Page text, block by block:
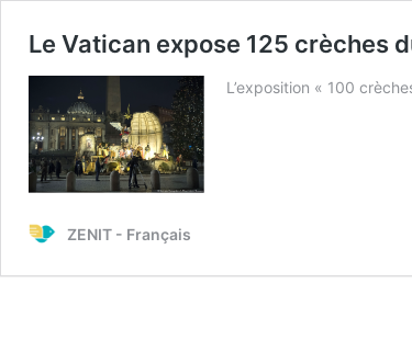
Le Vatican expose 125 crèches
L’exposition « 100
ZENIT - Français